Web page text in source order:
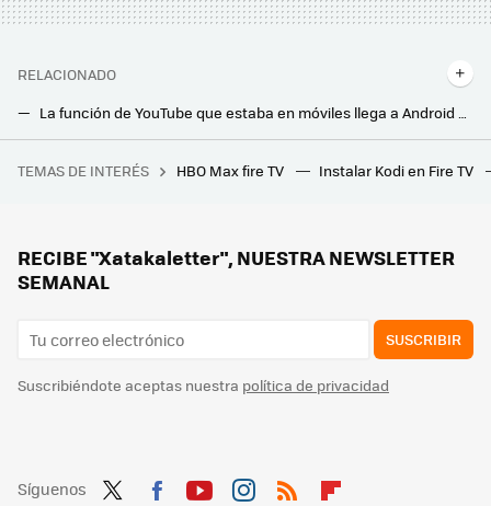
RELACIONADO
La función de YouTube que estaba en móviles llega a Android TV y Google TV. Así puedes usarla en tu tele y en el Chromecast
Tres ajustes de Alexa sin los que no puedo vivir. Sin ellos me ponía de los nervios
Estamos cada vez más cerca de tener un ‘Bizum europeo’. La clave está en la interconexión entre plataformas
TEMAS DE INTERÉS HBO Max fire TV Instalar Kodi en Fire TV
RECIBE "Xatakaletter", NUESTRA NEWSLETTER
SEMANAL
SUSCRIBIR
Suscribiéndote aceptas nuestra política de privacidad
Síguenos